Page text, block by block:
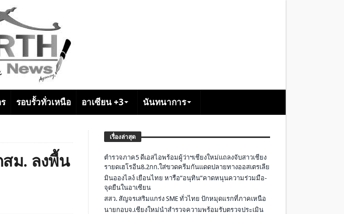
รอบรั้วทั่วเหนือ อาเซียน +3 นันทนาการ
สม. ลงพื้น
เรื่องล่าสุด
ตำรวจภาค5 ดีเอสไอพร้อมผู้ว่าฯเชียงใหม่แถลงจับสาวเชียง
รายดเฮโรอีน8.2กก.ใส่ขวดครีมกันแดดปลายทางออสเตรเลีย
มินอองไลง์ เยือนไทย หารือ”อนุทิน”คาดหนุนความร่วมมือ-
จุดยืนในอาเซียน
สสว. สัญจรเสริมแกร่ง SME ทั่วไทย ปักหมุดแรกที่ภาคเหนือ
นายกอบจ.เชียงใหม่นำสำรวจความพร้อมรับตรวจประเมิน